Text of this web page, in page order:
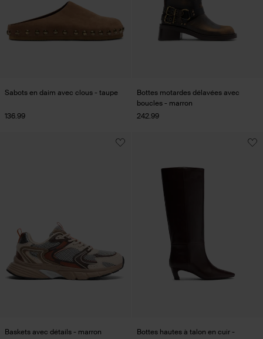
Sabots en daim avec clous - taupe
136.99
Bottes motardes délavées avec
boucles - marron
242.99
Baskets avec détails - marron
Bottes hautes à talon en cuir -